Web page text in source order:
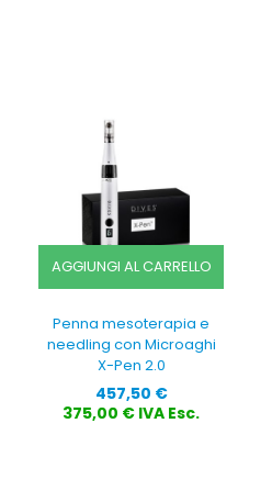
AGGIUNGI AL CARRELLO
Penna mesoterapia e
needling con Microaghi
X-Pen 2.0
Prezzo
457,50 €
375,00 € IVA Esc.